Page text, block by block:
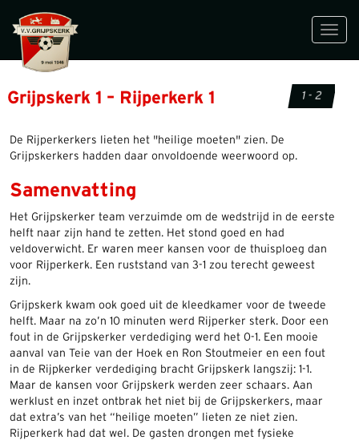
Grijpskerk 1 – Rijperkerk 1 1 - 2
De Rijperkerkers lieten het "heilige moeten" zien. De
Grijpskerkers hadden daar onvoldoende weerwoord op.
Samenvatting
Het Grijpskerker team verzuimde om de wedstrijd in de eerste
helft naar zijn hand te zetten. Het stond goed en had
veldoverwicht. Er waren meer kansen voor de thuisploeg dan
voor Rijperkerk. Een ruststand van 3-1 zou terecht geweest
zijn.
Grijpskerk kwam ook goed uit de kleedkamer voor de tweede
helft. Maar na zo’n 10 minuten werd Rijperker sterk. Door een
fout in de Grijpskerker verdediging werd het 0-1. Een mooie
aanval van Teie van der Hoek en Ron Stoutmeier en een fout
in de Rijpkerker verdediging bracht Grijpskerk langszij: 1-1.
Maar de kansen voor Grijpskerk werden zeer schaars. Aan
werklust en inzet ontbrak het niet bij de Grijpskerkers, maar
dat extra’s van het “heilige moeten” lieten ze niet zien.
Rijperkerk had dat wel. De gasten drongen met fysieke